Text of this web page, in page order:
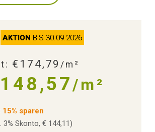
AKTION BIS 30.09.2026
€174,79/m²
/m²
sparen
3% Skonto, € 144,11)